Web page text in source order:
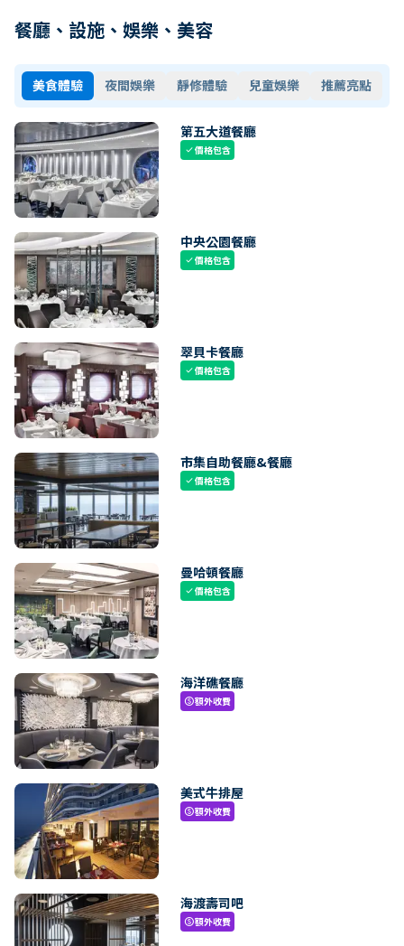
餐廳、設施、娛樂、美容
美食體驗 夜間娛樂 靜修體驗 兒童娛樂 推薦亮點
第五大道餐廳
check價格包含
中央公園餐廳
check價格包含
翠貝卡餐廳
check價格包含
市集自助餐廳&餐廳
check價格包含
曼哈頓餐廳
check價格包含
海洋礁餐廳
paid額外收費
美式牛排屋
paid額外收費
海渡壽司吧
paid額外收費